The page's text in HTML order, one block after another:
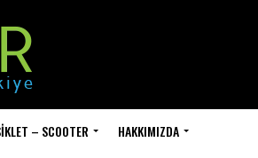
– SCOOTER HAKKIMIZDA